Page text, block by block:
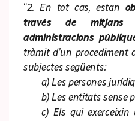
“2. En tot cas, estan
través de mitjans
administracions
tràmit d’un procediment
subjectes següents:
a) Les persones
b) Les entitats sense
c) Els qui